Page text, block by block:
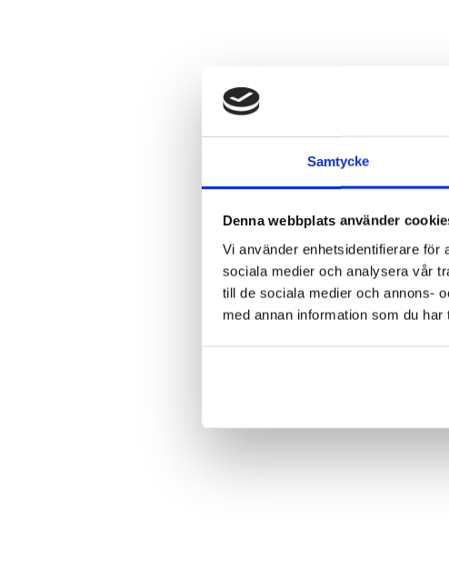
Samtycke
Denna webbplats använder
Vi använder enhetsidentifierare för
sociala medier och analysera vår
till de sociala medier och annons-
med annan information som du